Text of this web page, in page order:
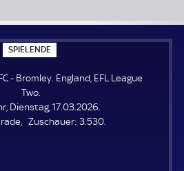
SPIELENDE
P
E
N
E
- Bromley. England, EFL League
Two.
Dienstag, 17.03.2026.
Zuschauer: Z
3.530.